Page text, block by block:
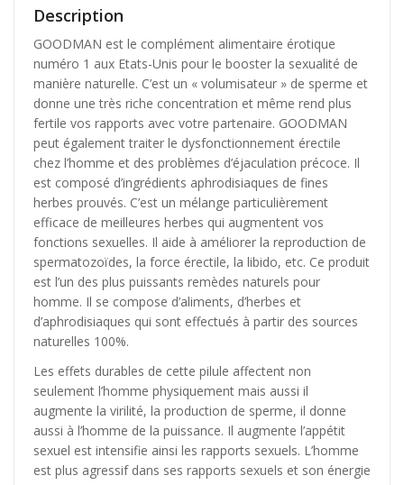
Description
GOODMAN est le complément alimentaire érotique
numéro 1 aux Etats-Unis pour le booster la sexualité de
manière naturelle. C’est un « volumisateur » de sperme et
donne une très riche concentration et même rend plus
fertile vos rapports avec votre partenaire. GOODMAN
peut également traiter le dysfonctionnement érectile
chez l’homme et des problèmes d’éjaculation précoce. Il
est composé d’ingrédients aphrodisiaques de fines
herbes prouvés. C’est un mélange particulièrement
efficace de meilleures herbes qui augmentent vos
fonctions sexuelles. Il aide à améliorer la reproduction de
spermatozoïdes, la force érectile, la libido, etc. Ce produit
est l’un des plus puissants remèdes naturels pour
homme. Il se compose d’aliments, d’herbes et
d’aphrodisiaques qui sont effectués à partir des sources
naturelles 100%.
Les effets durables de cette pilule affectent non
seulement l’homme physiquement mais aussi il
augmente la virilité, la production de sperme, il donne
aussi à l’homme de la puissance. Il augmente l’appétit
sexuel est intensifie ainsi les rapports sexuels. L’homme
est plus agressif dans ses rapports sexuels et son énergie